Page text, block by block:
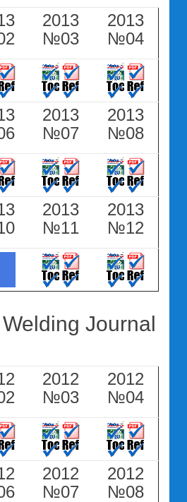
2013
№03
2013
№04
2013
№07
2013
№08
2013
№11
2013
№12
Journal
2012
№03
2012
№04
2012
№07
2012
№08